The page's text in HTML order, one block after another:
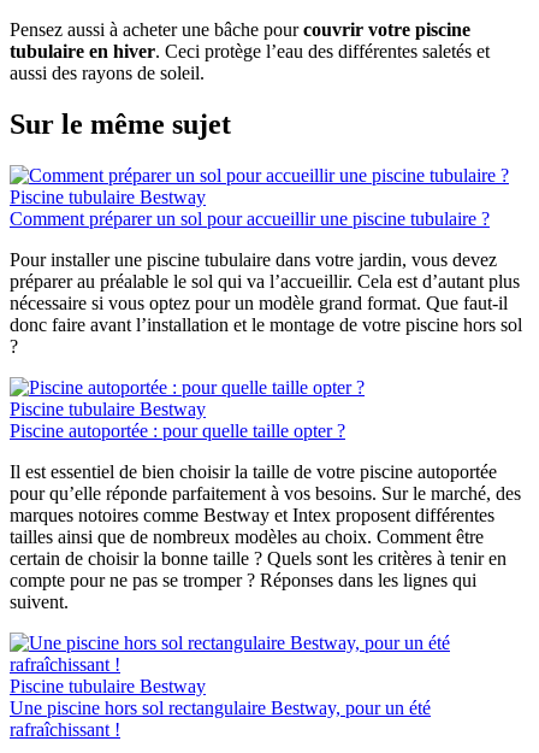
Pensez aussi à acheter une bâche pourcouvrir votre piscine
tubulaire en hiver. Ceci protège l’eau des différentes saletés et
aussi des rayons de soleil.
Sur le même sujet
Piscine tubulaire Bestway
Comment préparer un sol pour accueillir une piscine tubulaire ?
Pour installer une piscine tubulaire dans votre jardin, vous devez
préparer au préalable le sol qui va l’accueillir. Cela est d’autant plus
nécessaire si vous optez pour un modèle grand format. Que faut-il
donc faire avant l’installation et le montage de votre piscine hors sol
?
Piscine tubulaire Bestway
Piscine autoportée : pour quelle taille opter ?
Il est essentiel de bien choisir la taille de votre piscine autoportée
pour qu’elle réponde parfaitement à vos besoins. Sur le marché, des
marques notoires comme Bestway et Intex proposent différentes
tailles ainsi que de nombreux modèles au choix. Comment être
certain de choisir la bonne taille ? Quels sont les critères à tenir en
compte pour ne pas se tromper ? Réponses dans les lignes qui
suivent.
Piscine tubulaire Bestway
Une piscine hors sol rectangulaire Bestway, pour un été
rafraîchissant !